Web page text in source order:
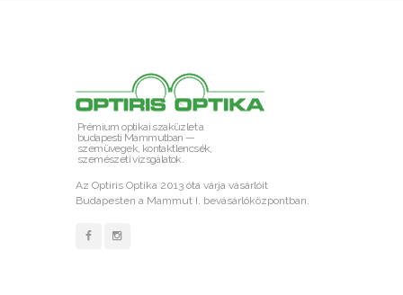
Prémium optikai szaküzlet a
budapesti Mammutban —
szemüvegek, kontaktlencsék,
szemészeti vizsgálatok.
Az Optiris Optika 2013 óta várja vásárlóit
Budapesten a Mammut I. bevásárlóközpontban.